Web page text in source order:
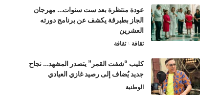
عودة منتظرة بعد ست سنوات… مهرجان
الجاز بطبرقة يكشف عن برنامج دورته
العشرين
ثقافة ثقافة
كليب “شفت القمر” يتصدر المشهد… نجاح
جديد يُضاف إلى رصيد غازي العيادي
الوطنية